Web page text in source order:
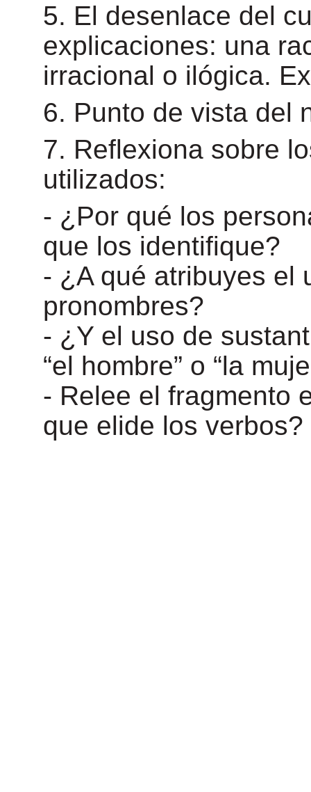
5. El desenlace del
explicaciones: una
irracional o ilógica.
6. Punto de vista del
7. Reflexiona sobre
utilizados:
- ¿Por qué los
que los identifique?
- ¿A qué atribuyes el
pronombres?
- ¿Y el uso de
“el hombre” o “la
- Relee el fragmento
que elide los verbos?